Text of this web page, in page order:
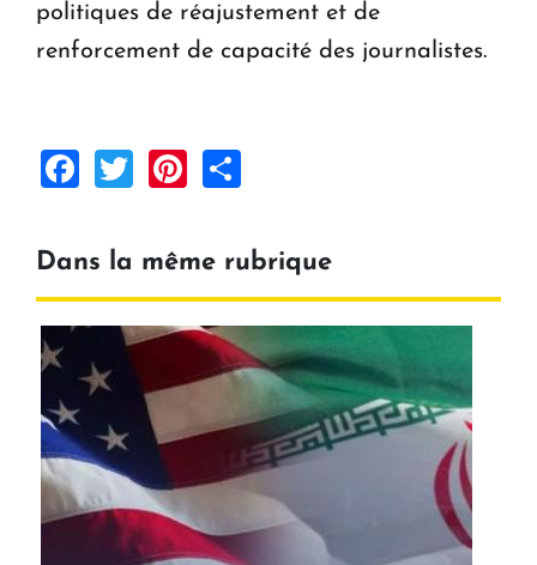
politiques de réajustement et de
renforcement de capacité des journalistes.
Facebook
TwitterPinterest
Dans la même rubrique